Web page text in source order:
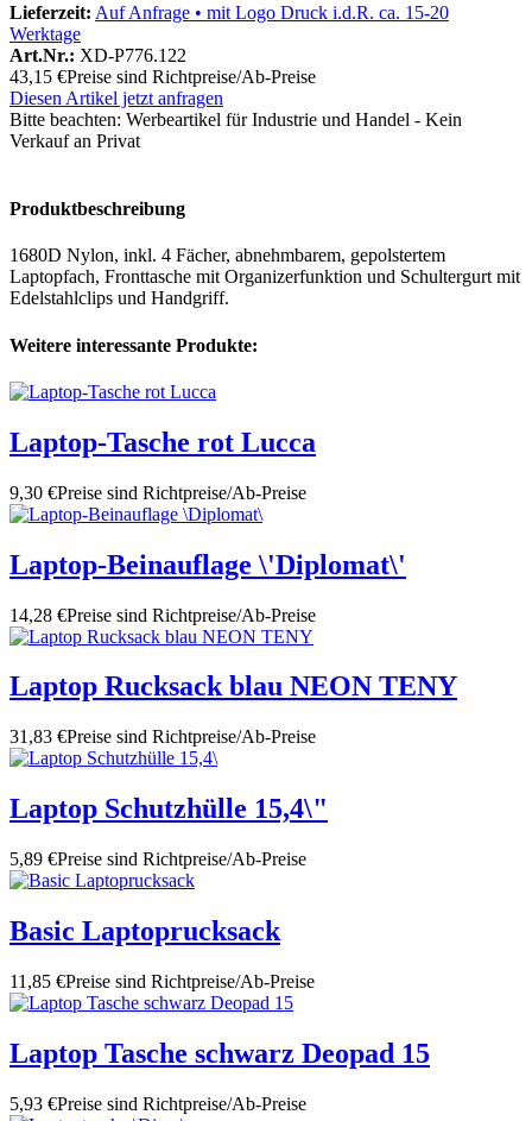
Lieferzeit: Auf Anfrage • mit Logo Druck i.d.R. ca. 15-20
Werktage
Art.Nr.: XD-P776.122
43,15 €Preise sind Richtpreise/Ab-Preise
Diesen Artikel jetzt anfragen
Bitte beachten: Werbeartikel für Industrie und Handel - Kein
Verkauf an Privat
Produktbeschreibung
1680D Nylon, inkl. 4 Fächer, abnehmbarem, gepolstertem
Laptopfach, Fronttasche mit Organizerfunktion und Schultergurt mit
Edelstahlclips und Handgriff.
Weitere interessante Produkte:
Laptop-Tasche rot Lucca
9,30 €Preise sind Richtpreise/Ab-Preise
Laptop-Beinauflage \'Diplomat\'
14,28 €Preise sind Richtpreise/Ab-Preise
Laptop Rucksack blau NEON TENY
31,83 €Preise sind Richtpreise/Ab-Preise
Laptop Schutzhülle 15,4\"
5,89 €Preise sind Richtpreise/Ab-Preise
Basic Laptoprucksack
11,85 €Preise sind Richtpreise/Ab-Preise
Laptop Tasche schwarz Deopad 15
5,93 €Preise sind Richtpreise/Ab-Preise